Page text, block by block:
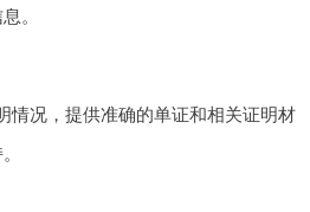
。
情况，提供准确的单证和相关证明材